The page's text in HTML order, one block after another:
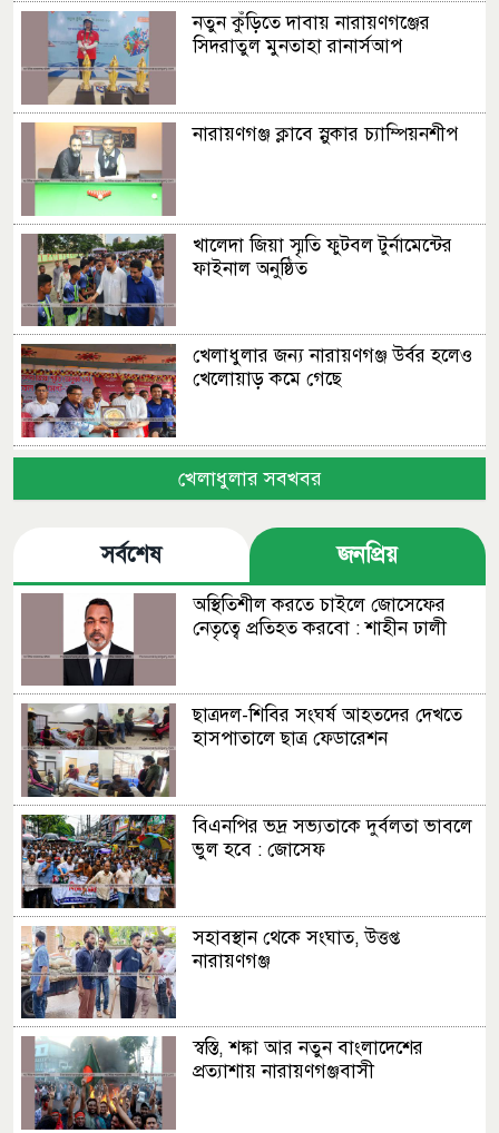
নতুন কুঁড়িতে দাবায় নারায়ণগঞ্জের
সিদরাতুল মুনতাহা রানার্সআপ
নারায়ণগঞ্জ ক্লাবে স্নুকার চ্যাম্পিয়নশীপ
খালেদা জিয়া স্মৃতি ফুটবল টুর্নামেন্টের
ফাইনাল অনুষ্ঠিত
খেলাধুলার জন্য নারায়ণগঞ্জ উর্বর হলেও
খেলোয়াড় কমে গেছে
মাদক সহ ধরা পড়লে রেহাই নাই :
এমপি মান্নান
বন্দরে আর্জেন্টিনাকে হারিয়ে ব্রাজিল জয়ী
অসুস্থ গিনেস রেকর্ডধারী “ফুটবল ম্যান”
মাসুদ রানার পাশে ডিসি
অনূর্ধ্ব-১৬ কিশোর ফুটবল লীগের
পুরস্কার বিতরণ
বিশ্বকাপ উন্মাদনায় ব্রাজিল সমর্থকদের
র‍্যালি
খেলাধুলার সবখবর
সর্বশেষ জনপ্রিয়
অস্থিতিশীল করতে চাইলে জোসেফের
নেতৃত্বে প্রতিহত করবো : শাহীন ঢালী
ছাত্রদল-শিবির সংঘর্ষ আহতদের দেখতে
হাসপাতালে ছাত্র ফেডারেশন
বিএনপির ভদ্র সভ্যতাকে দুর্বলতা ভাবলে
ভুল হবে : জোসেফ
সহাবস্থান থেকে সংঘাত, উত্তপ্ত
নারায়ণগঞ্জ
স্বস্তি, শঙ্কা আর নতুন বাংলাদেশের
প্রত্যাশায় নারায়ণগঞ্জবাসী